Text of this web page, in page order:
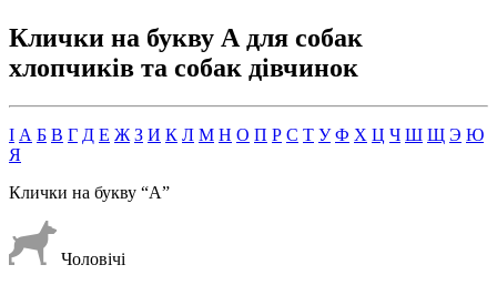
Клички на букву А для собак
хлопчиків та собак дівчинок
І А Б В Г Д Е Ж З И К Л М Н О П Р С Т У Ф Х Ц Ч Ш Щ Э Ю
Я
Клички на букву “А”
Чоловічі